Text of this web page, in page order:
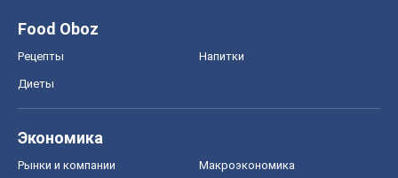
Food Oboz
Рецепты Напитки
Диеты
Экономика
Рынки и компании Mакроэкономика